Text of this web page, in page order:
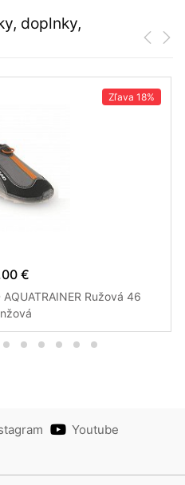
doplnky,
Zľava 18%
€
Ružová 46
Youtube